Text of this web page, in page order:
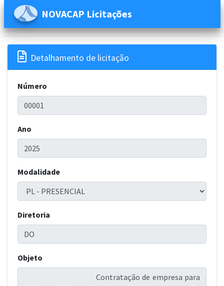
NOVACAP Licitações
 Detalhamento de licitação
Número
Ano
Modalidade
Diretoria
Objeto